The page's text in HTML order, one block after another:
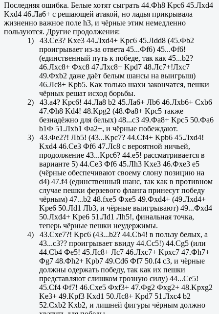
Последняя ошибка. Белые хотят сыграть 44.Фh8 Kpc6 45.Лxd4
Kxd4 46.Ла6+ с решающей атакой, но ладья прикрывала
жизненно важное поле h3, и чёрные этим немедленно
пользуются. Другие продолжения:
1)
43.Се3? Kxe3 44.Лxd4+ Kpc6 45.Лdd8 (45.Фb2
проигрывает из-за ответа 45...Фf6) 45...Фf6!
(единственный путь к победе, так как 45...b2?
46.Лxc8+ Фxc8 47.Лxc8+ Kpd7 48.Лc7+!Лxc7
49.Фxb2 даже даёт белым шансы на выигрыш)
46.Лс8+ Kpb5. Как только шахи закончатся, пешки
чёрных решат исход борьбы.
2)
43.а4? Kpc6! 44.Ла8 b2 45.Ла6+ Лb6 46.Лxb6+ Cxb6
47.Фh8 Kd4! 48.Kpg2 (48.Фa8+ Kpc5 также
безнадёжно для белых) 48...c3 49.Фa8+ Kpc5 50.Фa6
b1Ф 51.Лxb1 Фа2+, и чёрные побеждают.
3)
43.Фе2?! Лb5! (43...Kpc7? 44.Cf4+ Kpb6 45.Лxd4!
Kxd4 46.Ce3 Фf6 47.Лс8 с вероятной ничьей,
продолжение 43...Kpc6? 44.e5! рассматривается в
варианте 5) 44.Ce3 Фf6 45.Лh3 Kxe3 46.Фxe3 e5
(чёрные обеспечивают своему слону позицию на
d4) 47.f4 (единственный шанс, так как в противном
случае пешки ферзевого фланга принесут победу
чёрным) 47...b2 48.fxe5 Фxe5 49.Фxd4+ (49.Лxd4+
Kpe6 50.Лd1 Лb3, и чёрные выигрывают) 49...Фxd4
50.Лxd4+ Kpe6 51.Лd1 Лh5!, финальная точка,
теперь чёрные пешки неудержимы.
4)
43.Cxe7?! Kpc6 (43...b2? 44.Cb4! в пользу белых, а
43...с3?? проигрывает ввиду 44.Сс5!) 44.Cg5 (или
44.Cb4 Фе5! 45.Лс8+ Лс7 46.Лxc7+ Kpxc7 47.Фh7+
Фg7 48.Фh2+ Kpb7 49.Cd6 Фf7 50.f4 c3, и чёрные
должны одержать победу, так как их пешки
представляют слишком грозную силу) 44...Се5!
45.Cf4 Фf7! 46.Cxe5 Фxf3+ 47.Фg2 Фxg2+ 48.Kpxg2
Ke3+ 49.Kpf3 Kxd1 50.Лс8+ Kpd7 51.Лxc4 b2
52.Cxb2 Kxb2, и лишней фигуры чёрным должно